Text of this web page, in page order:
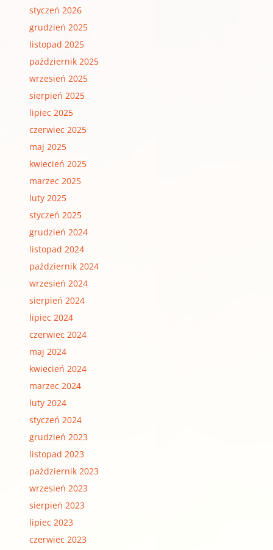
styczeń 2026
grudzień 2025
listopad 2025
październik 2025
wrzesień 2025
sierpień 2025
lipiec 2025
czerwiec 2025
maj 2025
kwiecień 2025
marzec 2025
luty 2025
styczeń 2025
grudzień 2024
listopad 2024
październik 2024
wrzesień 2024
sierpień 2024
lipiec 2024
czerwiec 2024
maj 2024
kwiecień 2024
marzec 2024
luty 2024
styczeń 2024
grudzień 2023
listopad 2023
październik 2023
wrzesień 2023
sierpień 2023
lipiec 2023
czerwiec 2023